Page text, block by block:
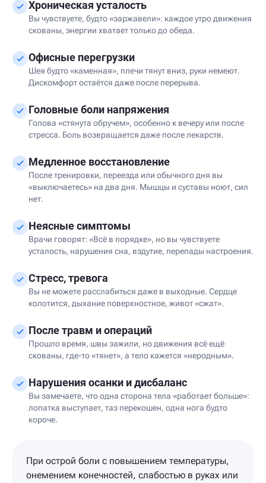
Хроническая усталость
Вы чувствуете, будто «заржавели»: каждое утро движения
скованы, энергии хватает только до обеда.
Офисные перегрузки
Шея будто «каменная», плечи тянут вниз, руки немеют.
Дискомфорт остаётся даже после перерыва.
Головные боли напряжения
Голова «стянута обручем», особенно к вечеру или после
стресса. Боль возвращается даже после лекарств.
Медленное восстановление
После тренировки, переезда или обычного дня вы
«выключаетесь» на два дня. Мышцы и суставы ноют, сил
нет.
Неясные симптомы
Врачи говорят: «Всё в порядке», но вы чувствуете
усталость, нарушения сна, вздутие, перепады настроения.
Стресс, тревога
Вы не можете расслабиться даже в выходные. Сердце
колотится, дыхание поверхностное, живот «сжат».
После травм и операций
Прошло время, швы зажили, но движения всё ещё
скованы, где-то «тянет», а тело кажется «неродным».
Нарушения осанки и дисбаланс
Вы замечаете, что одна сторона тела «работает больше»:
лопатка выступает, таз перекошен, одна нога будто
короче.
При острой боли с повышением температуры,
онемением конечностей, слабостью в руках или